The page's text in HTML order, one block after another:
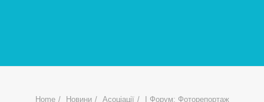
Home Новини Асоціації І Форум: Фоторепортаж